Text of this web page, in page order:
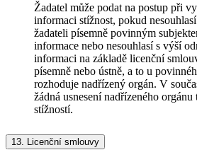
Žadatel může podat na postup při
informaci stížnost, pokud
žadateli písemně povinným
informace nebo nesouhlasí s výší
informaci na základě licenční
písemně nebo ústně, a to u
rozhoduje nadřízený orgán. V
žádná usnesení nadřízeného
stížností.
13. Licenční smlouvy